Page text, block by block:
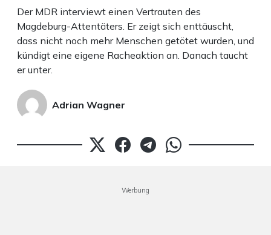
Der MDR interviewt einen Vertrauten des
Magdeburg-Attentäters. Er zeigt sich enttäuscht,
dass nicht noch mehr Menschen getötet wurden, und
kündigt eine eigene Racheaktion an. Danach taucht
er unter.
Adrian Wagner
Werbung